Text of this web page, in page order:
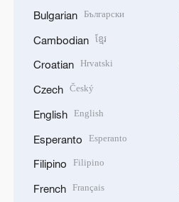
Bulgarian Български
Cambodian ខ្មែរ
Croatian Hrvatski
Czech Český
English English
Esperanto Esperanto
Filipino Filipino
French Français